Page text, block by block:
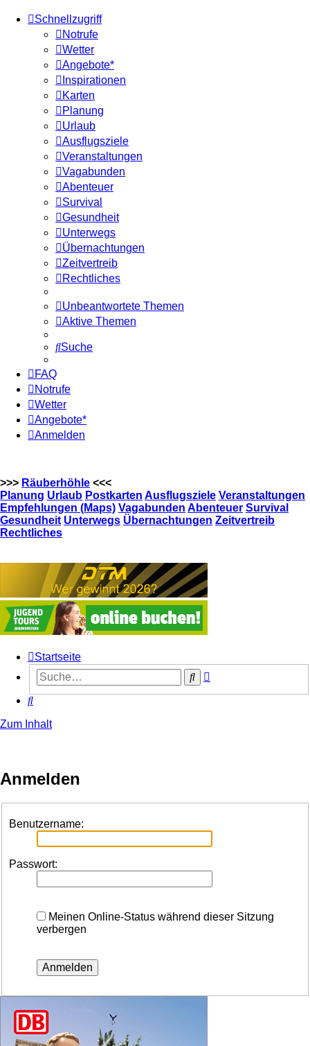
Schnellzugriff
Notrufe
Wetter
Angebote*
Inspirationen
Karten
Planung
Urlaub
Ausflugsziele
Veranstaltungen
Vagabunden
Abenteuer
Survival
Gesundheit
Unterwegs
Übernachtungen
Zeitvertreib
Rechtliches
Unbeantwortete Themen
Aktive Themen
Suche
FAQ
Notrufe
Wetter
Angebote*
Anmelden
>>> Räuberhöhle <<<
Planung Urlaub Postkarten Ausflugsziele Veranstaltungen
Empfehlungen (Maps) Vagabunden Abenteuer Survival
Gesundheit Unterwegs Übernachtungen Zeitvertreib
Rechtliches
Startseite
Suche
Suche
Zum Inhalt
Anmelden
Benutzername:
Passwort:
Meinen Online-Status während dieser Sitzung
verbergen